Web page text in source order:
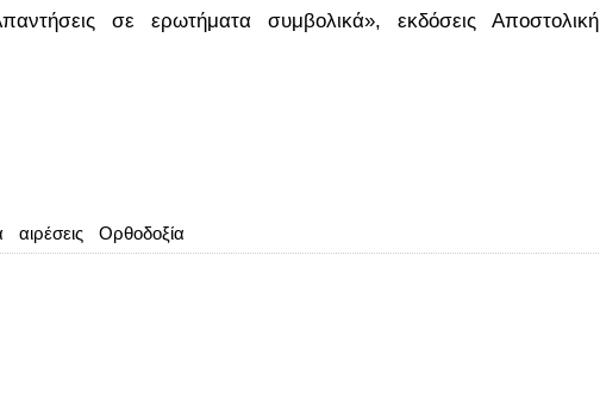
σε ερωτήματα συμβολικά», εκδόσεις Αποστολική
αιρέσεις Ορθοδοξία